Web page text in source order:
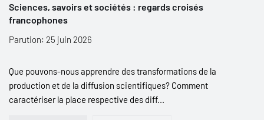
Sciences, savoirs et sociétés : regards croisés
francophones
Parution: 25 juin 2026
Que pouvons-nous apprendre des transformations de la
production et de la diffusion scientifiques? Comment
caractériser la place respective des diff...